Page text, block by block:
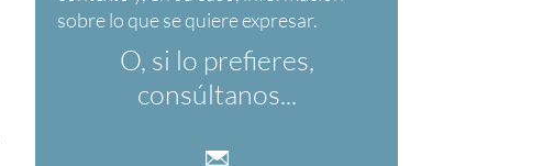
O, si lo prefieres,
consúltanos...